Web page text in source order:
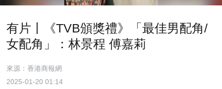
有片丨《TVB頒獎禮》「最佳男配角/
女配角」：林景程 傅嘉莉
來源：香港商報網
2025-01-20 01:14